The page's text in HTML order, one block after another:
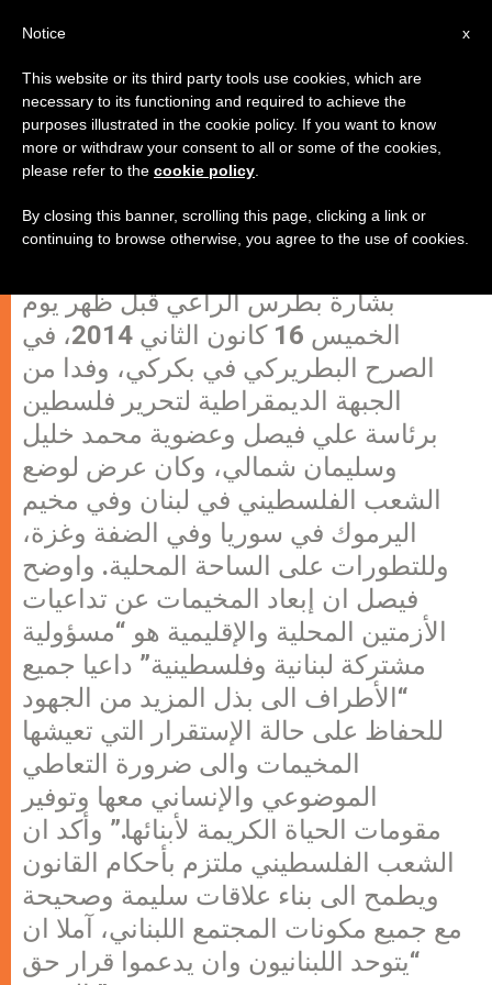
البطريرك الراعي يلتقي بوفد من
الجبهة الديمقراطية لتحرير فلسطين
بشارة بطرس الراعي قبل ظهر يوم
الخميس 16 كانون الثاني 2014، في
الصرح البطريركي في بكركي، وفدا من
الجبهة الديمقراطية لتحرير فلسطين
برئاسة علي فيصل وعضوية محمد خليل
وسليمان شمالي، وكان عرض لوضع
الشعب الفلسطيني في لبنان وفي مخيم
اليرموك في سوريا وفي الضفة وغزة،
وللتطورات على الساحة المحلية. واوضح
فيصل ان إبعاد المخيمات عن تداعيات
الأزمتين المحلية والإقليمية هو “مسؤولية
مشتركة لبنانية وفلسطينية” داعيا جميع
“الأطراف الى بذل المزيد من الجهود
للحفاظ على حالة الإستقرار التي تعيشها
المخيمات والى ضرورة التعاطي
الموضوعي والإنساني معها وتوفير
مقومات الحياة الكريمة لأبنائها.” وأكد ان
الشعب الفلسطيني ملتزم بأحكام القانون
ويطمح الى بناء علاقات سليمة وصحيحة
مع جميع مكونات المجتمع اللبناني، آملا ان
“يتوحد اللبنانيون وان يدعموا قرار حق
x
Notice
This website or its third party tools use cookies, which are
necessary to its functioning and required to achieve the
purposes illustrated in the cookie policy. If you want to know
more or withdraw your consent to all or some of the cookies,
please refer to the cookie policy
By closing this banner, scrolling this page, clicking a link or
continuing to browse otherwise, you agree to the use of cookies.